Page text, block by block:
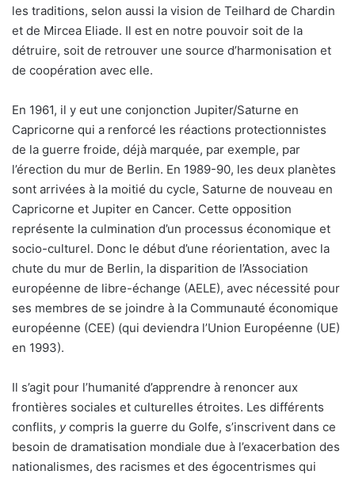
les traditions, selon aussi la vision de Teilhard de Chardin
et de Mircea Eliade. Il est en notre pouvoir soit de la
détruire, soit de retrouver une source d’harmonisation et
de coopération avec elle.
En 1961, il y eut une conjonction Jupiter/Saturne en
Capricorne qui a renforcé les réactions protectionnistes
de la guerre froide, déjà marquée, par exemple, par
l’érection du mur de Berlin. En 1989-90, les deux planètes
sont arrivées à la moitié du cycle, Saturne de nouveau en
Capricorne et Jupiter en Cancer. Cette opposition
représente la culmination d’un processus économique et
socio-culturel. Donc le début d’une réorientation, avec la
chute du mur de Berlin, la disparition de l’Association
européenne de libre-échange (AELE), avec nécessité pour
ses membres de se joindre à la Communauté économique
européenne (CEE) (qui deviendra l’Union Européenne (UE)
en 1993).
Il s’agit pour l’humanité d’apprendre à renoncer aux
frontières sociales et culturelles étroites. Les différents
conflits, ycompris la guerre du Golfe, s’inscrivent dans ce
besoin de dramatisation mondiale due à l’exacerbation des
nationalismes, des racismes et des égocentrismes qui